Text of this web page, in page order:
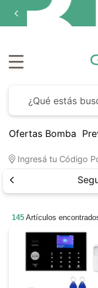
Ofertas Bomba
Ingresá tu Código
145 Artículos